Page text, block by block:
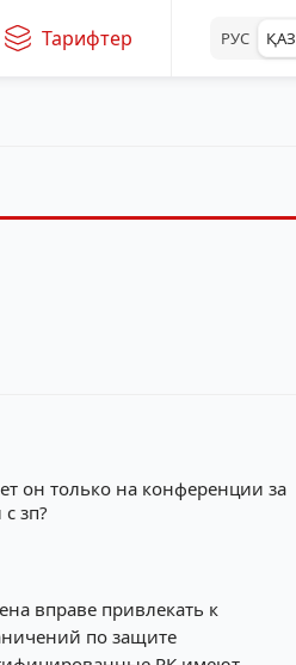
Тарифтер РУС ҚАЗ
он только на конференции за
зп?
вправе привлекать к
по защите